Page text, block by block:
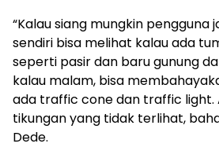
“Kalau siang mungkin pengguna
sendiri bisa melihat kalau ada
seperti pasir dan baru gunung
kalau malam, bisa
ada traffic cone dan traffic light.
tikungan yang tidak terlihat,
Dede.